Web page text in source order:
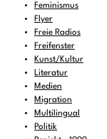
09:00
11:00 - 11:06
11:06 - 12:00
12:00
13:00 - 13:06
13:06 -
Feminismus
Flyer
Freie Radios
Freifenster
Kunst/Kultur
Literatur
Medien
Migration
Multilingual
Politik